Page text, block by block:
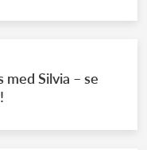
med Silvia – se